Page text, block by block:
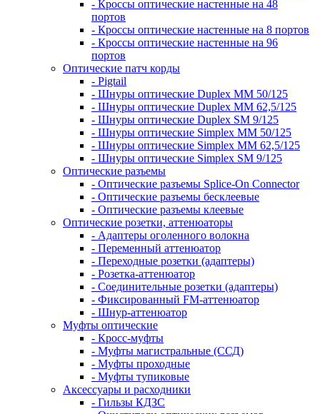
- Кроссы оптические настенные на 48
портов
- Кроссы оптические настенные на 8 портов
- Кроссы оптические настенные на 96
портов
Оптические патч корды
- Pigtail
- Шнуры оптические Duplex MM 50/125
- Шнуры оптические Duplex MM 62,5/125
- Шнуры оптические Duplex SM 9/125
- Шнуры оптические Simplex MM 50/125
- Шнуры оптические Simplex MM 62,5/125
- Шнуры оптические Simplex SM 9/125
Оптические разъемы
- Оптические разъемы Splice-On Connector
- Оптические разъемы бесклеевые
- Оптические разъемы клеевые
Оптические розетки, аттенюаторы
- Адаптеры оголенного волокна
- Переменный аттенюатор
- Переходные розетки (адаптеры)
- Розетка-аттенюатор
- Соединительные розетки (адаптеры)
- Фиксированный FM-аттенюатор
- Шнур-аттенюатор
Муфты оптические
- Кросс-муфты
- Муфты магистральные (ССД)
- Муфты проходные
- Муфты тупиковые
Аксессуары и расходники
- Гильзы КДЗС